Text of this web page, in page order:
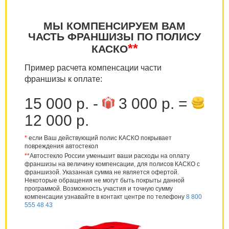
МЫ КОМПЕНСИРУЕМ ВАМ
ЧАСТЬ ФРАНШИЗЫ ПО ПОЛИСУ
КАСКО**
Пример расчета компенсации части
франшизы к оплате:
15 000 р. -
3 000 р. =
12 000 р.
* если Ваш действующий полис КАСКО покрывает
повреждения автостекол
**Автостекло России уменьшит ваши расходы на оплату
франшизы на величину компенсации, для полисов КАСКО с
франшизой. Указанная сумма не является офертой.
Некоторые обращения не могут быть покрыты данной
программой. Возможность участия и точную сумму
компенсации узнавайте в контакт центре по телефону 8 800
555 48 43